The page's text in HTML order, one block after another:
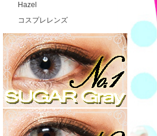
Hazel
コスプレレンズ